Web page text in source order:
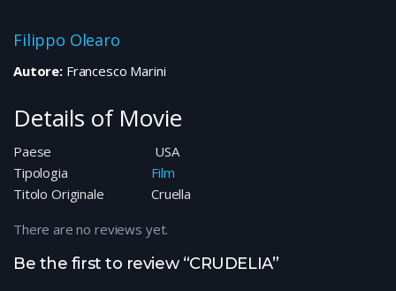
Filippo Olearo
Autore:Francesco Marini
Details of Movie
Paese
USA
Tipologia
Film
Titolo Originale
Cruella
Be the first to review “CRUDELIA”
There are no reviews yet.